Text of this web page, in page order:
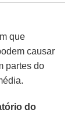
que
causar
partes do
do